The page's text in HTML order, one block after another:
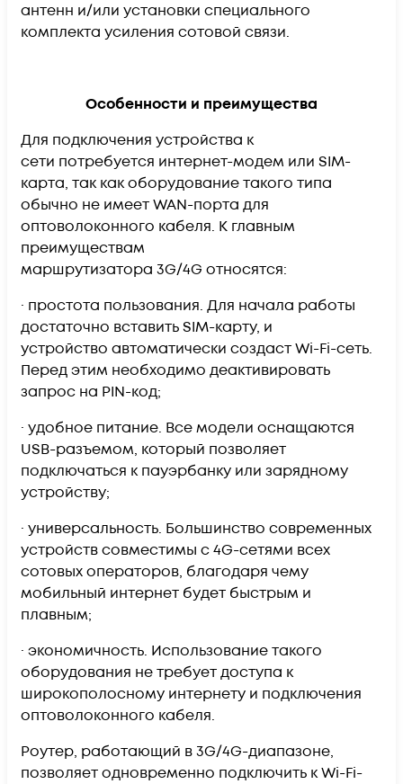
антенн и/или установки специального
комплекта усиления сотовой связи.
Особенности и преимущества
Для подключения устройства к
сети потребуется интернет-модем или SIM-
карта, так как оборудование такого типа
обычно не имеет WAN-порта для
оптоволоконного кабеля. К главным
преимуществам
маршрутизатора 3G/4G относятся:
· простота пользования. Для начала работы
достаточно вставить SIM-карту, и
устройство автоматически создаст Wi-Fi-сеть.
Перед этим необходимо деактивировать
запрос на PIN-код;
· удобное питание. Все модели оснащаются
USB-разъемом, который позволяет
подключаться к пауэрбанку или зарядному
устройству;
· универсальность. Большинство современных
устройств совместимы с 4G-сетями всех
сотовых операторов, благодаря чему
мобильный интернет будет быстрым и
плавным;
· экономичность. Использование такого
оборудования не требует доступа к
широкополосному интернету и подключения
оптоволоконного кабеля.
Роутер, работающий в 3G/4G-диапазоне,
позволяет одновременно подключить к Wi-Fi-